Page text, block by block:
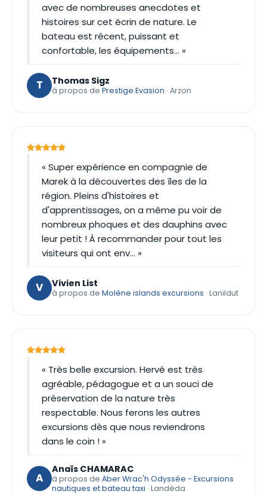
avec de nombreuses anecdotes et
histoires sur cet écrin de nature. Le
bateau est récent, puissant et
confortable, les équipements… »
T Thomas Sigz
à propos de Prestige Evasion · Arzon
« Super expérience en compagnie de
Marek à la découvertes des îles de la
région. Pleins d'histoires et
d'apprentissages, on a même pu voir de
nombreux phoques et des dauphins avec
leur petit ! À recommander pour tout les
visiteurs qui ont env… »
V Vivien List
à propos de Molène islands excursions · Lanildut
« Très belle excursion. Hervé est très
agréable, pédagogue et a un souci de
préservation de la nature très
respectable. Nous ferons les autres
excursions dès que nous reviendrons
dans le coin ! »
A
Anaïs CHAMARAC
à propos de Aber Wrac'h Odyssée - Excursions
nautiques et bateau taxi · Landéda